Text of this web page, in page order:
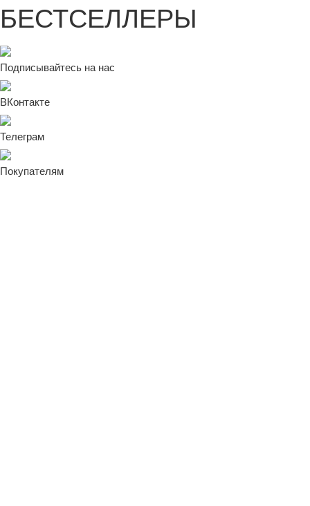
БЕСТСЕЛЛЕРЫ
Подписывайтесь на нас
ВКонтакте
Телеграм
Покупателям